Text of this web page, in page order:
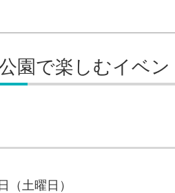
園で楽しむイベン
（土曜日）